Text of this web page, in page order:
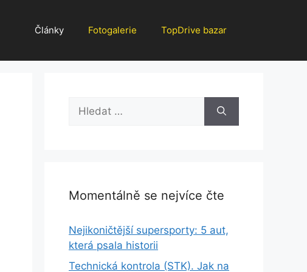
Články Fotogalerie TopDrive bazar
Hledat:
Momentálně se nejvíce čte
Nejikoničtější supersporty: 5 aut,
která psala historii
Technická kontrola (STK). Jak na